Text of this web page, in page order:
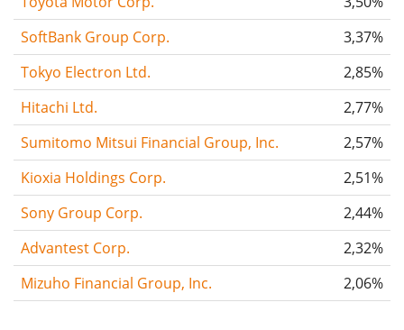
SoftBank Group Corp.
3,37%
Tokyo Electron Ltd.
2,85%
Hitachi Ltd.
2,77%
Sumitomo Mitsui Financial Group, Inc.
2,57%
Kioxia Holdings Corp.
2,51%
Sony Group Corp.
2,44%
Advantest Corp.
2,32%
Mizuho Financial Group, Inc.
2,06%